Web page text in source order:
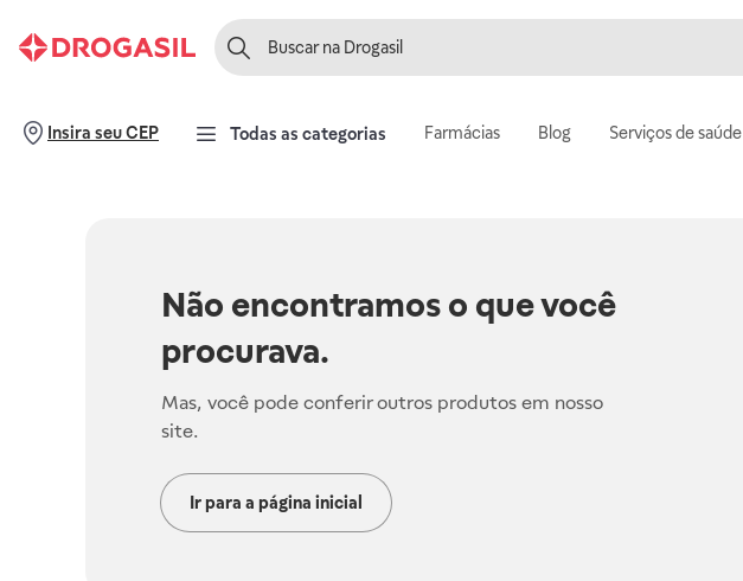
Insira seu CEP Todas as categorias Farmácias Blog Serviços de saúde
Não encontramos o que você
procurava.
Mas, você pode conferir outros produtos em nosso
site.
Ir para a página inicial